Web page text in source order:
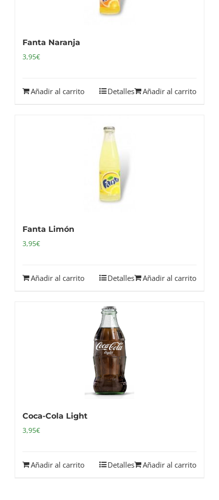
Fanta Naranja
3,95€
Añadir al carrito Añadir al carrito
Detalles
Fanta Limón
3,95€
Añadir al carrito Añadir al carrito
Detalles
Coca-Cola Light
3,95€
Añadir al carrito Añadir al carrito
Detalles